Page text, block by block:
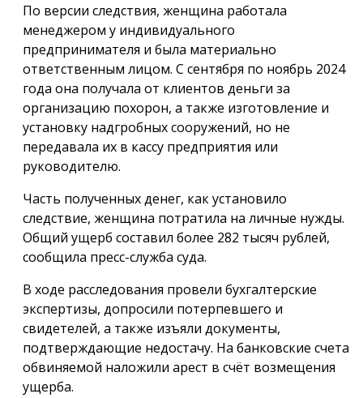
По версии следствия, женщина работала
менеджером у индивидуального
предпринимателя и была материально
ответственным лицом. С сентября по ноябрь 2024
года она получала от клиентов деньги за
организацию похорон, а также изготовление и
установку надгробных сооружений, но не
передавала их в кассу предприятия или
руководителю.
Часть полученных денег, как установило
следствие, женщина потратила на личные нужды.
Общий ущерб составил более 282 тысяч рублей,
сообщила пресс-служба суда.
В ходе расследования провели бухгалтерские
экспертизы, допросили потерпевшего и
свидетелей, а также изъяли документы,
подтверждающие недостачу. На банковские счета
обвиняемой наложили арест в счёт возмещения
ущерба.